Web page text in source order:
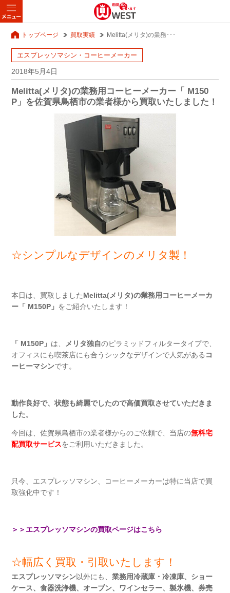
トップページ 買取実績 Melitta(メリタ)の業務･･･
エスプレッソマシン・コーヒーメーカー
2018年5月4日
Melitta(メリタ)の業務用コーヒーメーカー「 M150
P」を佐賀県鳥栖市の業者様から買取いたしました！
☆シンプルなデザインのメリタ製！
本日は、買取しましたMelitta(メリタ)の業務用コーヒーメーカ
ー「 M150P」 をご紹介いたします！
「 M150P」 は、 メリタ独自のピラミッドフィルタータイプで、
オフィスにも喫茶店にも合うシックなデザインで人気がある コ
ーヒーマシンです。
動作良好で、状態も綺麗でしたので高価買取させていただきま
した。
今回は、佐賀県鳥栖市の業者様からのご依頼で、当店の無料宅
配買取サービスをご利用いただきました。
只今、エスプレッソマシン、コーヒーメーカーは特に当店で買
取強化中です！
＞＞エスプレッソマシンの買取ページはこちら
☆幅広く買取・引取いたします！
エスプレッソマシン以外にも、業務用冷蔵庫・冷凍庫、ショー
ケース、食器洗浄機、オーブン、ワインセラー、製氷機、券売